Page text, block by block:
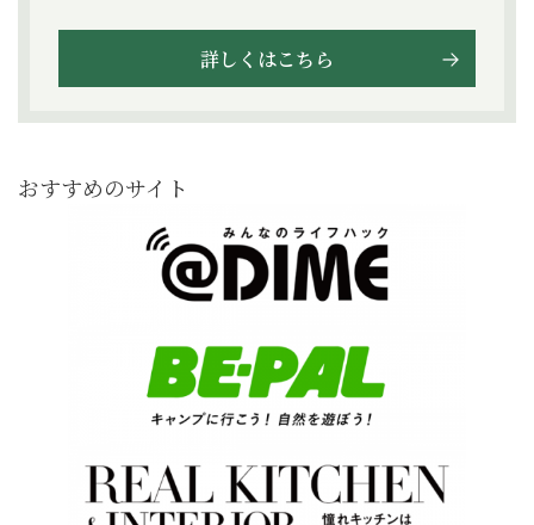
詳しくはこちら
おすすめのサイト